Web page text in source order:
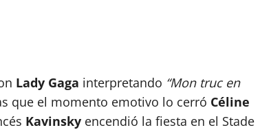
Lady Gaga interpretando “Mon truc en
que el momento emotivo lo cerró Céline
Kavinsky encendió la fiesta en el Stade